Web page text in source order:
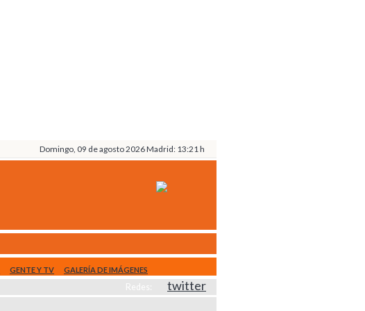
Domingo, 09 de agosto 2026 Madrid: 13:21 h
Redes:
GENTE Y TV GALERÍA DE IMÁGENES